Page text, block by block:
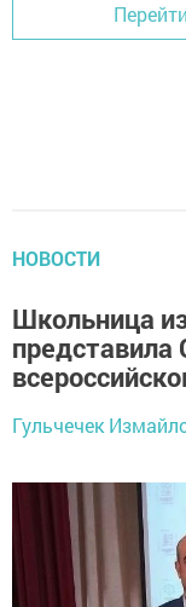
НОВОСТИ
Школьница
представила
Гульчечек